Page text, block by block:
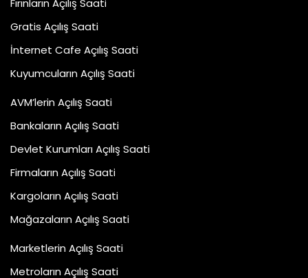
Fırınların Açılış Saati
Gratis Açılış Saati
İnternet Cafe Açılış Saati
Kuyumcuların Açılış Saati
AVM’lerin Açılış Saati
Bankaların Açılış Saati
Devlet Kurumları Açılış Saati
Firmaların Açılış Saati
Kargoların Açılış Saati
Mağazaların Açılış Saati
Marketlerin Açılış Saati
Metroların Açılış Saati